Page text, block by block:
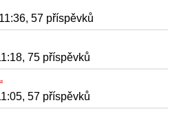
57 příspěvků
75 příspěvků
57 příspěvků